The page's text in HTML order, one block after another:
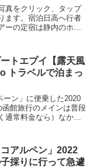
串や」
真をクリック、タップ
ます。宿泊日高へ行者
ーの定宿は静内のホテ
_昼間のホテルローレル
ホテル...
トエプイ【露天風
トラベルで泊まっ
ーン」に便乗した2020
館旅行のメインは普段
通常料金なら）なかな
」です。宿泊料金と明
コアルペン」2022
採りに行って急遽